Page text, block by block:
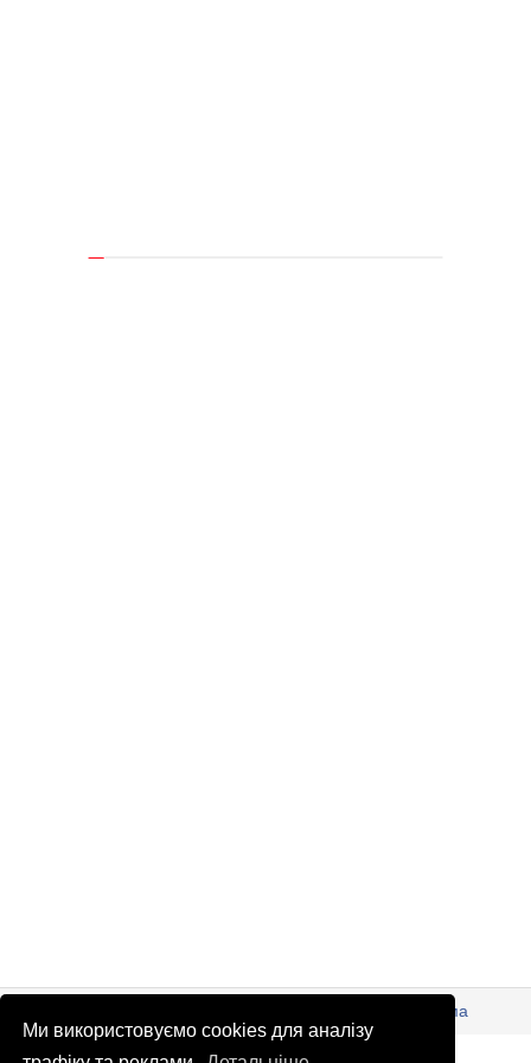
Ми використовуємо cookies для аналізу
Реклама
info@ patrioty.org.ua